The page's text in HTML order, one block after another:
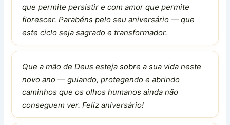
que permite persistir e com amor que permite
florescer. Parabéns pelo seu aniversário — que
este ciclo seja sagrado e transformador.
Que a mão de Deus esteja sobre a sua vida neste
novo ano — guiando, protegendo e abrindo
caminhos que os olhos humanos ainda não
conseguem ver. Feliz aniversário!